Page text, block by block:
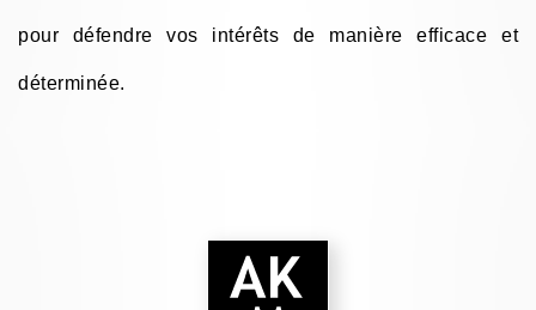
pour défendre vos intérêts de manière efficace et
déterminée.